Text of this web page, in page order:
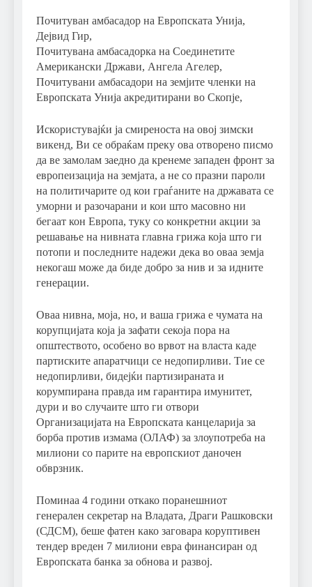
Почитуван амбасадор на Европската Унија,
Дејвид Гир,
Почитувана амбасадорка на Соединетите
Американски Држави, Ангела Агелер,
Почитувани амбасадори на земјите членки на
Европската Унија акредитирани во Скопје,
Искористувајќи ја смиреноста на овој зимски
викенд, Ви се обраќам преку ова отворено писмо
да ве замолам заедно да кренеме западен фронт за
европеизација на земјата, а не со празни пароли
на политичарите од кои граѓаните на државата се
уморни и разочарани и кои што масовно ни
бегаат кон Европа, туку со конкретни акции за
решавање на нивната главна грижа која што ги
потопи и последните надежи дека во оваа земја
некогаш може да биде добро за нив и за идните
генерации.
Оваа нивна, моја, но, и ваша грижа е чумата на
корупцијата која ја зафати секоја пора на
општеството, особено во врвот на власта каде
партиските апаратчици се недопирливи. Тие се
недопирливи, бидејќи партизираната и
корумпирана правда им гарантира имунитет,
дури и во случаите што ги отвори
Организацијата на Европската канцеларија за
борба против измама (ОЛАФ) за злоупотреба на
милиони со парите на европскиот даночен
обврзник.
Поминаа 4 години откако поранешниот
генерален секретар на Владата, Драги Рашковски
(СДСМ), беше фатен како заговара коруптивен
тендер вреден 7 милиони евра финансиран од
Европската банка за обнова и развој.